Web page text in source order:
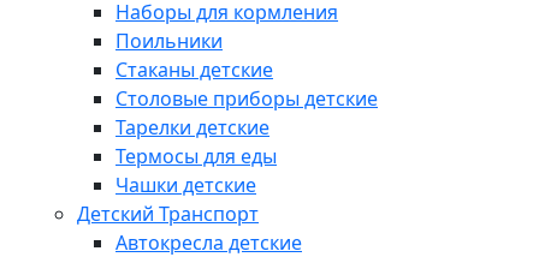
Наборы для кормления
Поильники
Стаканы детские
Столовые приборы детские
Тарелки детские
Термосы для еды
Чашки детские
Детский Транспорт
Автокресла детские